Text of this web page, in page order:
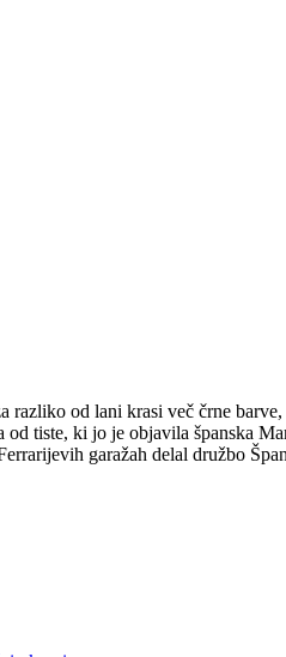
od lani krasi več črne
tiste, ki jo je objavila španska
garažah delal družbo